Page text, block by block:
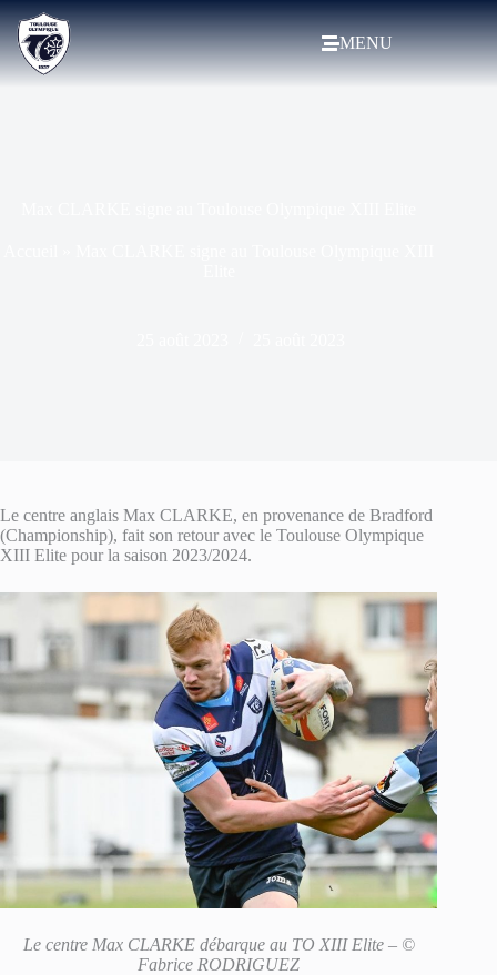
MENU
Le centre anglais Max CLARKE, en provenance de Bradford
(Championship), fait son retour avec le Toulouse Olympique
XIII Elite pour la saison 2023/2024.
Le centre Max CLARKE débarque au TO XIII Elite – ©
Fabrice RODRIGUEZ